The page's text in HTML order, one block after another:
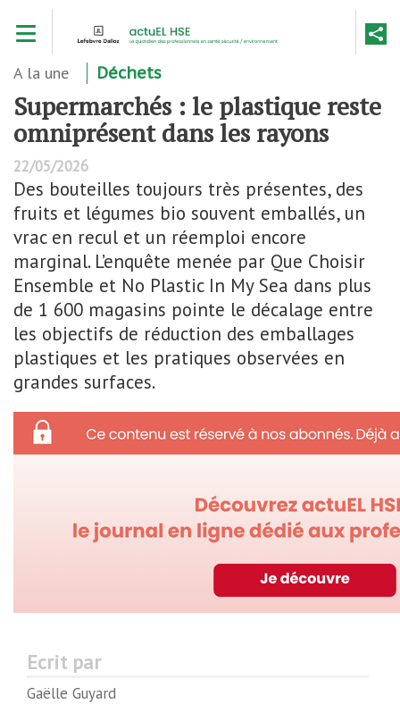
contenu
A la une Déchets
Supermarchés : le plastique reste
omniprésent dans les rayons
22/05/2026
Des bouteilles toujours très présentes, des
fruits et légumes bio souvent emballés, un
vrac en recul et un réemploi encore
marginal. L’enquête menée par Que Choisir
Ensemble et No Plastic In My Sea dans plus
de 1 600 magasins pointe le décalage entre
les objectifs de réduction des emballages
plastiques et les pratiques observées en
grandes surfaces.
Ecrit par
Gaëlle Guyard